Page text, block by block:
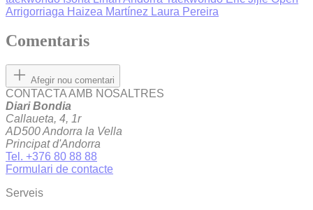
Arrigorriaga Haizea Martínez Laura Pereira
Comentaris
Afegir nou comentari
CONTACTA AMB NOSALTRES
Diari Bondia
Callaueta, 4, 1r
AD500 Andorra la Vella
Principat d'Andorra
Tel. +376 80 88 88
Formulari de contacte
Serveis